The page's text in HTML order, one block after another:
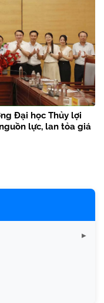
Đại học Thủy lợi
lực, lan tỏa giá